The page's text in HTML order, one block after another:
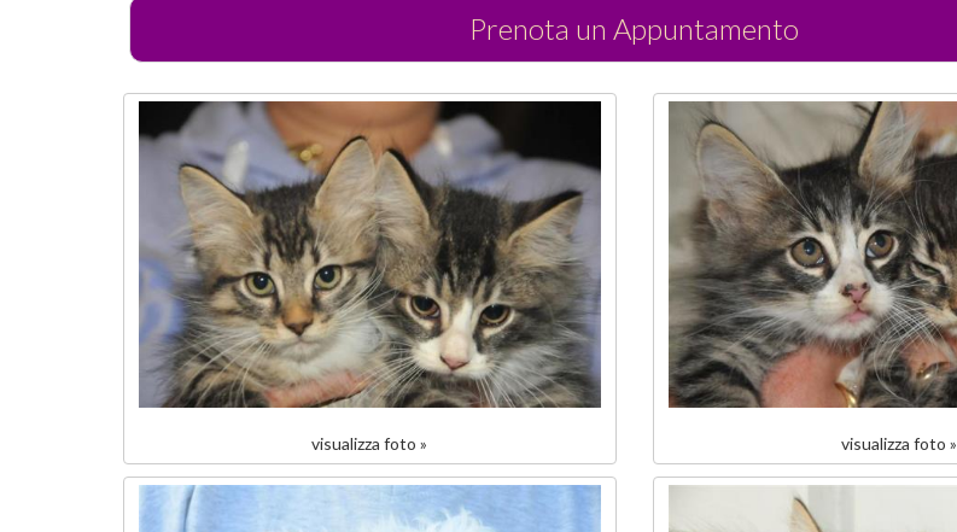
Prenota un Appuntamento
visualizza foto » visualizza foto »